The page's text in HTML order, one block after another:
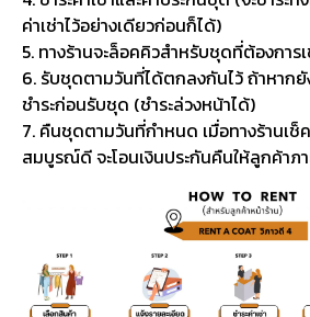
ค่าเช่าไว้อย่างเดียวก่อนก็ได้)
5. ทางร้านจะล็อคคิวสำหรับชุดที่ต้องการเ
6. รับชุดตามวันที่ได้ตกลงกันไว้ ถ้าหากยั
ชำระก่อนรับชุด (ชำระล่วงหน้าได้)
7. คืนชุดตามวันที่กำหนด เมื่อทางร้านเ
สมบูรณ์ดี จะโอนเงินประกันคืนให้ลูกค้าภ